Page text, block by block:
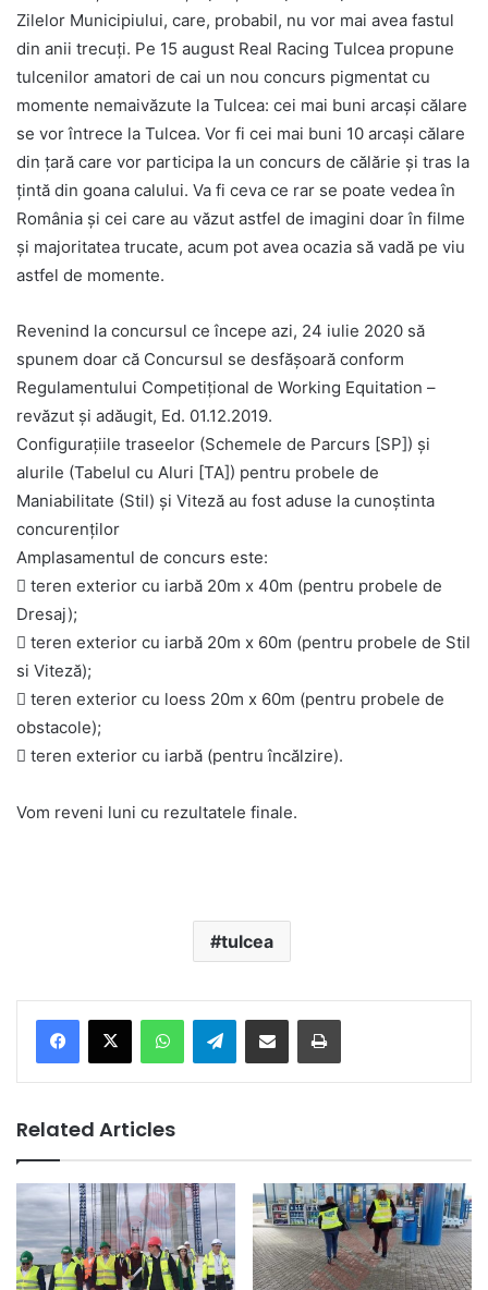
Zilelor Municipiului, care, probabil, nu vor mai avea fastul
din anii trecuţi. Pe 15 august Real Racing Tulcea propune
tulcenilor amatori de cai un nou concurs pigmentat cu
momente nemaivăzute la Tulcea: cei mai buni arcaşi călare
se vor întrece la Tulcea. Vor fi cei mai buni 10 arcaşi călare
din ţară care vor participa la un concurs de călărie şi tras la
ţintă din goana calului. Va fi ceva ce rar se poate vedea în
România şi cei care au văzut astfel de imagini doar în filme
şi majoritatea trucate, acum pot avea ocazia să vadă pe viu
astfel de momente.
Revenind la concursul ce începe azi, 24 iulie 2020 să
spunem doar că Concursul se desfăşoară conform
Regulamentului Competiţional de Working Equitation –
revăzut şi adăugit, Ed. 01.12.2019.
Configurațiile traseelor (Schemele de Parcurs [SP]) și
alurile (Tabelul cu Aluri [TA]) pentru probele de
Maniabilitate (Stil) și Viteză au fost aduse la cunoştinta
concurenţilor
Amplasamentul de concurs este:
 teren exterior cu iarbă 20m x 40m (pentru probele de
Dresaj);
 teren exterior cu iarbă 20m x 60m (pentru probele de Stil
si Viteză);
 teren exterior cu loess 20m x 60m (pentru probele de
obstacole);
 teren exterior cu iarbă (pentru încălzire).
Vom reveni luni cu rezultatele finale.
tulcea
Telegram
Related Articles